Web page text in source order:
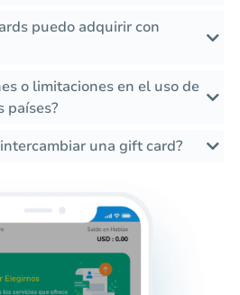
puedo adquirir con
o limitaciones en el uso de
países?
una gift card?